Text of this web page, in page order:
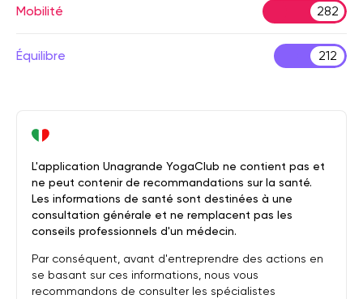
Mobilité 282
Équilibre 212
L'application Unagrande YogaClub ne contient pas et
ne peut contenir de recommandations sur la santé.
Les informations de santé sont destinées à une
consultation générale et ne remplacent pas les
conseils professionnels d'un médecin.
Par conséquent, avant d'entreprendre des actions en
se basant sur ces informations, nous vous
recommandons de consulter les spécialistes